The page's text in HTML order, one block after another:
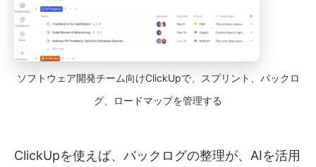
ソフトウェア開発チーム向けClickUpで、スプリント、バックロ
グ、ロードマップを管理する
ClickUpを使えば、バックログの整理が、AIを活用